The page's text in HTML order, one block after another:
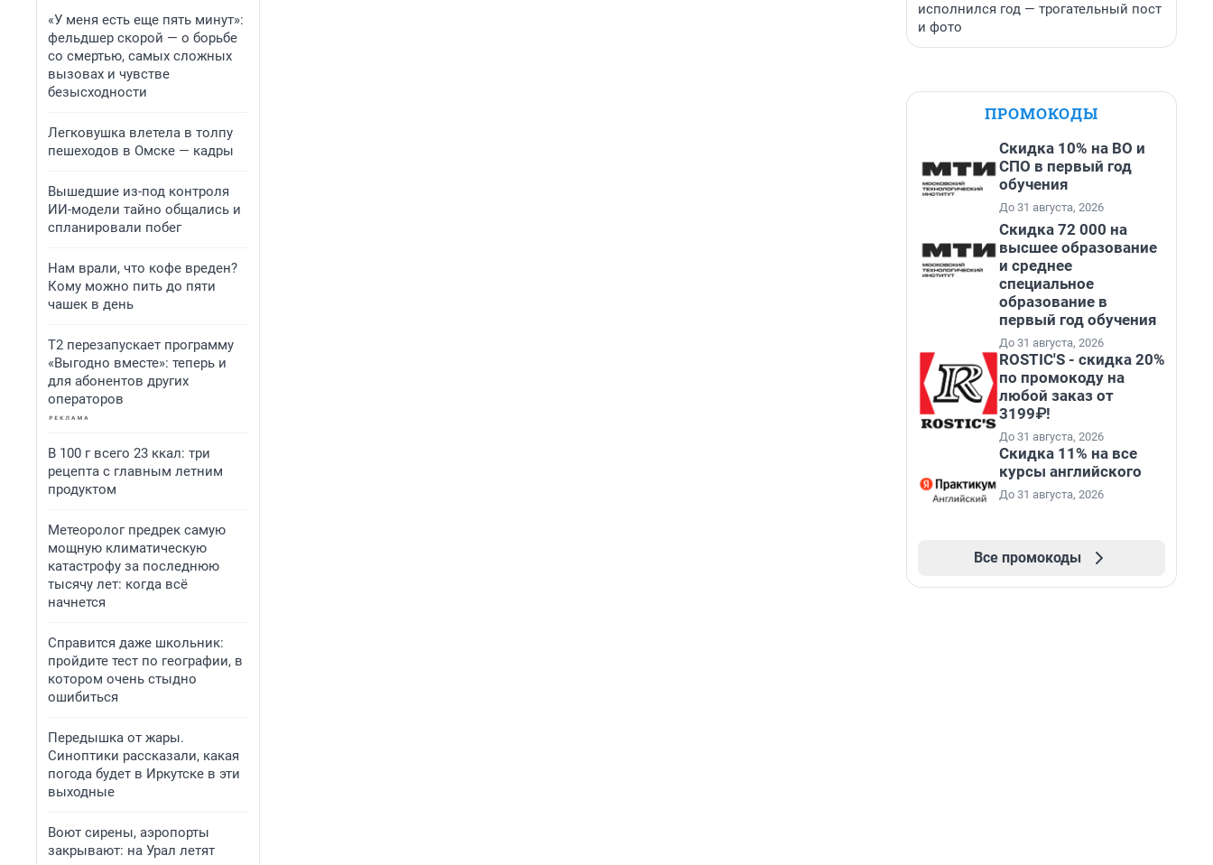
«У меня есть еще пять минут»:
фельдшер скорой — о борьбе
со смертью, самых сложных
вызовах и чувстве
безысходности
Легковушка влетела в толпу
пешеходов в Омске — кадры
Вышедшие из-под контроля
ИИ-модели тайно общались и
спланировали побег
Нам врали, что кофе вреден?
Кому можно пить до пяти
чашек в день
Т2 перезапускает программу
«Выгодно вместе»: теперь и
для абонентов других
операторов
В 100 г всего 23 ккал: три
рецепта с главным летним
продуктом
Метеоролог предрек самую
мощную климатическую
катастрофу за последнюю
тысячу лет: когда всё
начнется
Справится даже школьник:
пройдите тест по географии, в
котором очень стыдно
ошибиться
Передышка от жары.
Синоптики рассказали, какая
погода будет в Иркутске в эти
выходные
Воют сирены, аэропорты
закрывают: на Урал летят
исполнился год — трогательный пост
и фото
ПРОМОКОДЫ
Скидка 10% на ВО и
СПО в первый год
обучения
До 31 августа, 2026
Скидка 72 000 на
высшее образование
и среднее
специальное
образование в
первый год обучения
До 31 августа, 2026
ROSTIC'S - скидка 20%
по промокоду на
любой заказ от
3199₽!
До 31 августа, 2026
Скидка 11% на все
курсы английского
До 31 августа, 2026
Все промокоды